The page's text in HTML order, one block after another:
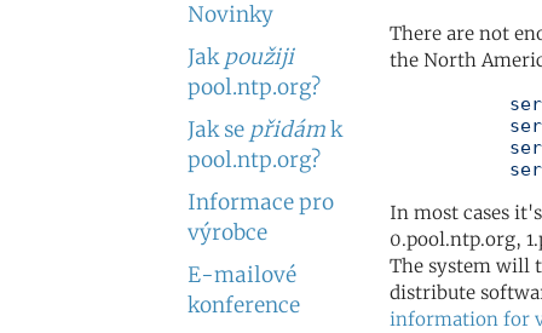
Novinky
Jak použiji
pool.ntp.org?
Jak se přidámk
pool.ntp.org?
Informace pro
výrobce
E-mailové
konference
There are not
the North
In most cases
0.pool.ntp.org,
The system will
distribute
information for